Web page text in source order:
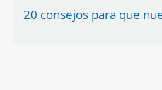
20 consejos para que